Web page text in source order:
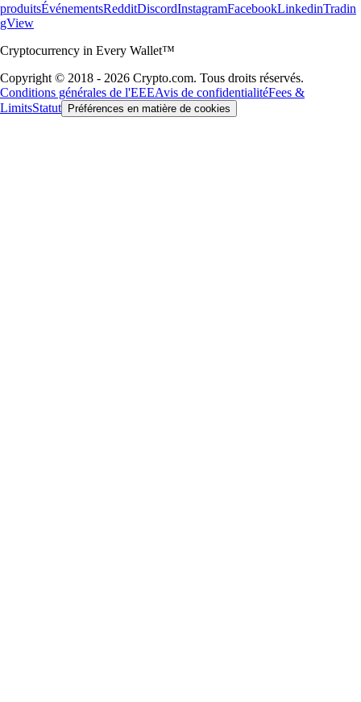
produitsÉvénementsRedditDiscordInstagramFacebookLinkedinTradin
gView
Cryptocurrency in Every Wallet™
Copyright © 2018 - 2026 Crypto.com. Tous droits réservés.
Conditions générales de l'EEEAvis de confidentialitéFees &
LimitsStatut Préférences en matière de cookies